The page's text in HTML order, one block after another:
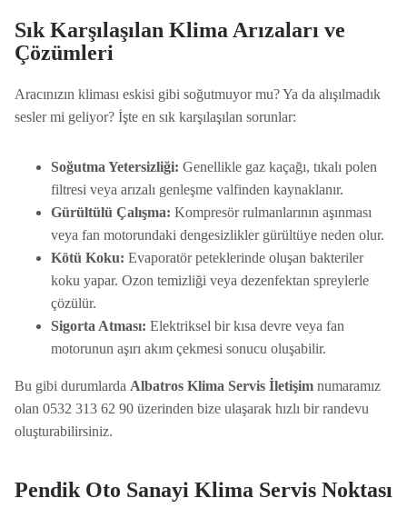
Sık Karşılaşılan Klima Arızaları ve
Çözümleri
Aracınızın kliması eskisi gibi soğutmuyor mu? Ya da alışılmadık
sesler mi geliyor? İşte en sık karşılaşılan sorunlar:
Soğutma Yetersizliği: Genellikle gaz kaçağı, tıkalı polen
filtresi veya arızalı genleşme valfinden kaynaklanır.
Gürültülü Çalışma: Kompresör rulmanlarının aşınması
veya fan motorundaki dengesizlikler gürültüye neden olur.
Kötü Koku: Evaporatör peteklerinde oluşan bakteriler
koku yapar. Ozon temizliği veya dezenfektan spreylerle
çözülür.
Sigorta Atması: Elektriksel bir kısa devre veya fan
motorunun aşırı akım çekmesi sonucu oluşabilir.
Bu gibi durumlarda Albatros Klima Servis İletişimnumaramız
olan 0532 313 62 90 üzerinden bize ulaşarak hızlı bir randevu
oluşturabilirsiniz.
Pendik Oto Sanayi Klima Servis Noktası